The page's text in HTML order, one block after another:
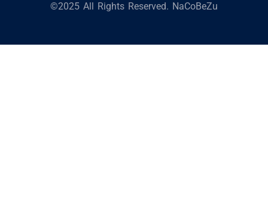
©2025 All Rights Reserved. NaCoBeZu